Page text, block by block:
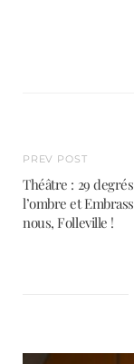
PREV POST
Théâtre : 29
l’ombre et
nous, Folleville !